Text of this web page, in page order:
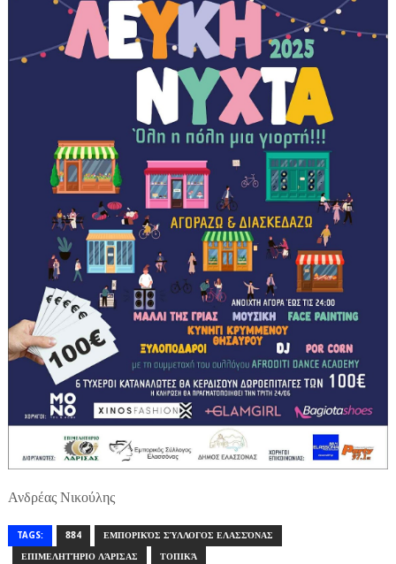
Ανδρέας Νικούλης
TAGS: 884 ΕΜΠΟΡΙΚΌΣ ΣΎΛΛΟΓΟΣ ΕΛΑΣΣΌΝΑΣ
ΕΠΙΜΕΛΗΤΉΡΙΟ ΛΆΡΙΣΑΣ ΤΟΠΙΚΆ